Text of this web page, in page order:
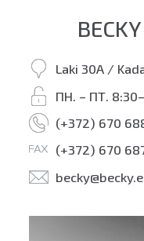
Laki 30A /
ПН. – ПТ.
(+372) 670
(+372) 670